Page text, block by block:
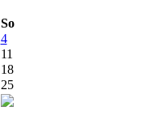
So
4
11
18
25